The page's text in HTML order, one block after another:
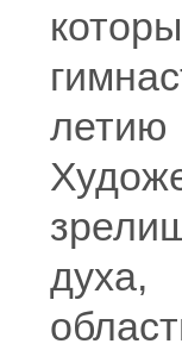
духа,